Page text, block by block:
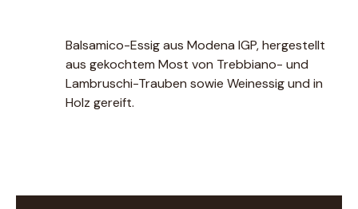
Balsamico-Essig aus Modena IGP, hergestellt
aus gekochtem Most von Trebbiano- und
Lambruschi-Trauben sowie Weinessig und in
Holz gereift.